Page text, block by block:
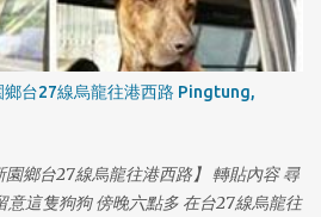
鄉台27線烏龍往港西路 Pingtung,
園鄉台27線烏龍往港西路】 轉貼內容 尋
意這隻狗狗 傍晚六點多 在台27線烏龍往